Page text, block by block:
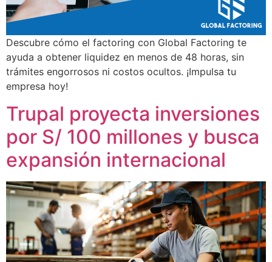
Descubre cómo el factoring con Global Factoring te
ayuda a obtener liquidez en menos de 48 horas, sin
trámites engorrosos ni costos ocultos. ¡Impulsa tu
empresa hoy!
Trupal proyecta inversiones
por S/ 100 millones y busca
expansión internacional